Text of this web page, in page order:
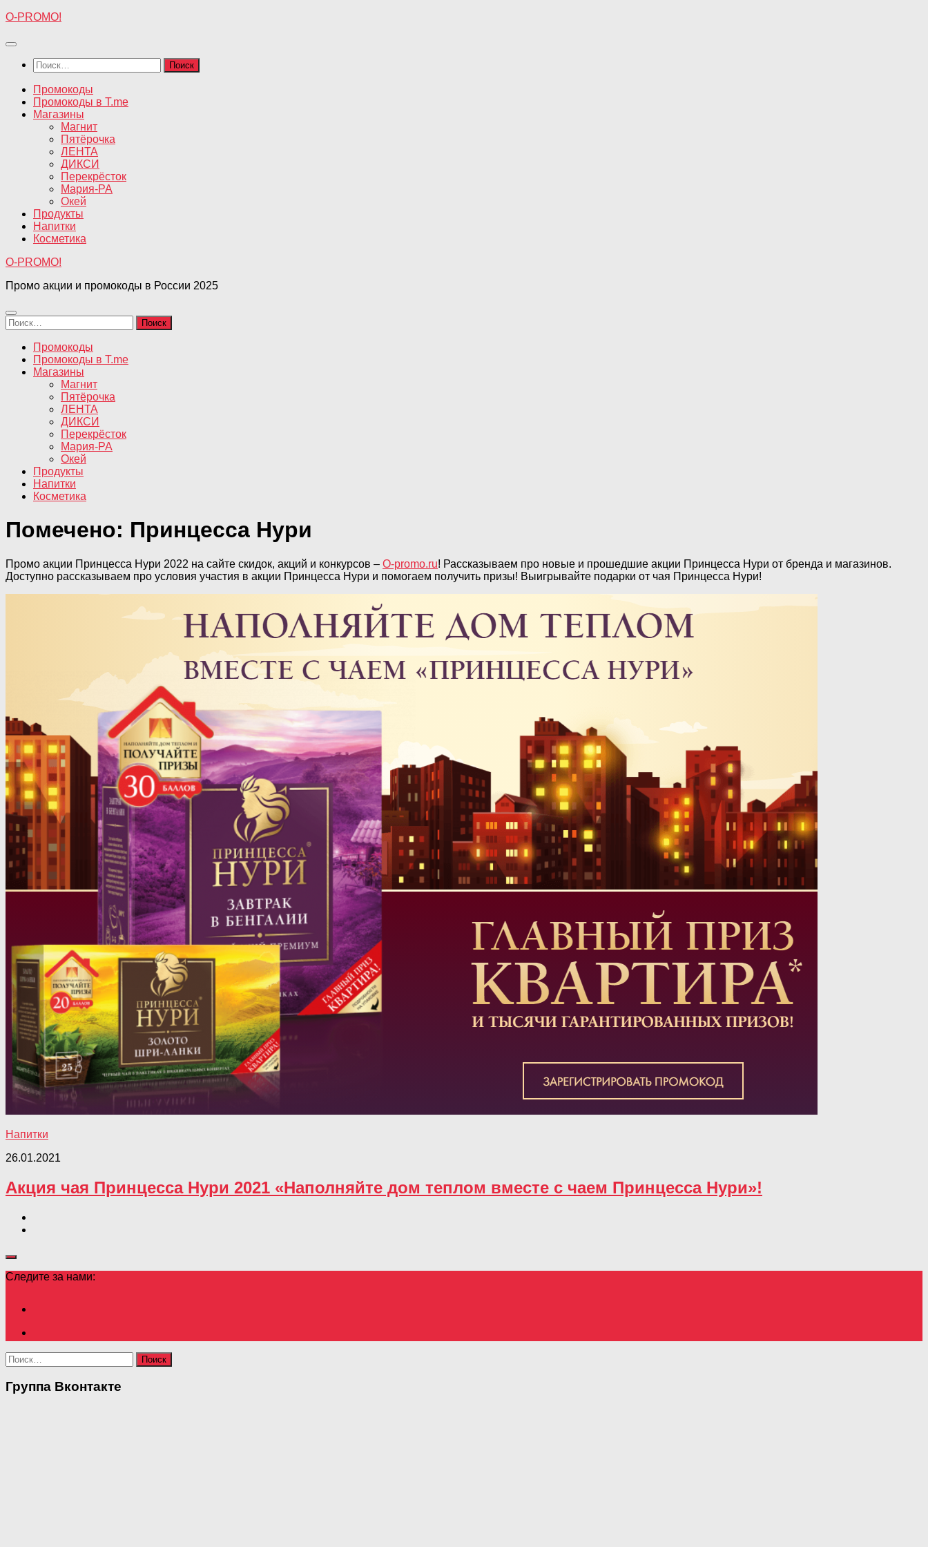
Перейти
содержимому
O-PROMO!
Найти:
Промокоды
Промокоды в T.me
Магазины
Магнит
Пятёрочка
ЛЕНТА
ДИКСИ
Перекрёсток
Мария-РА
Окей
Продукты
Напитки
Косметика
O-PROMO!
Промо акции и промокоды в России 2025
Найти:
Промокоды
Промокоды в T.me
Магазины
Магнит
Пятёрочка
ЛЕНТА
ДИКСИ
Перекрёсток
Мария-РА
Окей
Продукты
Напитки
Косметика
Помечено: Принцесса Нури
Промо акции Принцесса Нури 2022 на сайте скидок, акций и конкурсов – O-promo.ru! Рассказываем про новые и прошедшие акции Принцесса Нури от бренда и магазинов.
Доступно рассказываем про условия участия в акции Принцесса Нури и помогаем получить призы! Выигрывайте подарки от чая Принцесса Нури!
Напитки
26.01.2021
Акция чая Принцесса Нури 2021 «Наполняйте дом теплом вместе с чаем Принцесса Нури»!
Следите за нами:
Найти:
Группа Вконтакте